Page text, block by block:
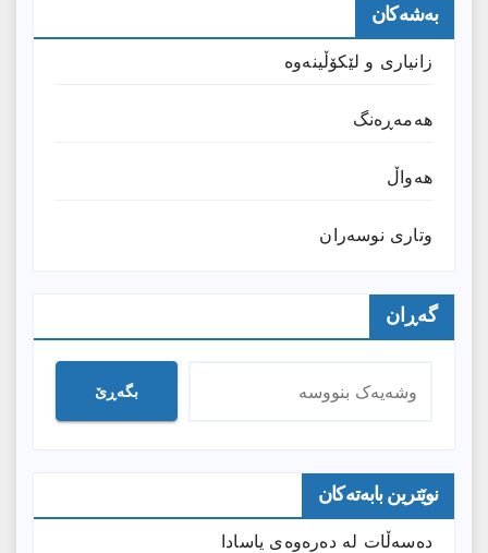
بەشەکان
زانیارى و لێکۆڵینەوە
هەمەڕەنگ
هەواڵ
وتارى نوسەران
گەڕان
بگەڕێ
نوێترین بابەتەکان
دەسەڵات لە دەرەوەی یاسادا